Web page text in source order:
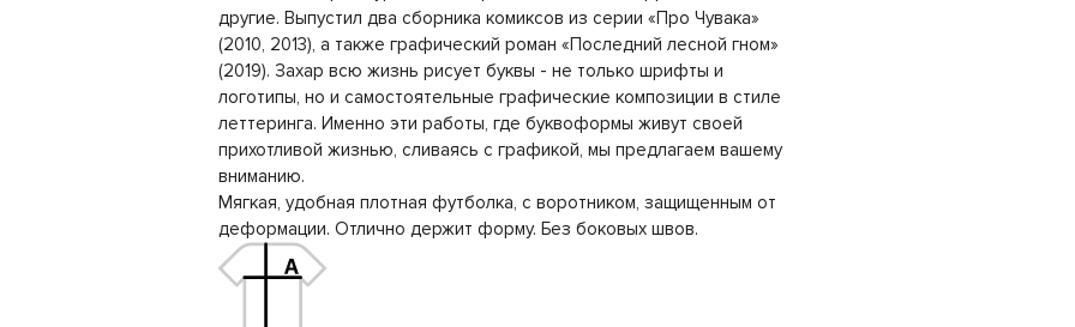
другие. Выпустил два сборника комиксов из серии «Про Чувака»
(2010, 2013), а также графический роман «Последний лесной гном»
(2019). Захар всю жизнь рисует буквы - не только шрифты и
логотипы, но и самостоятельные графические композиции в стиле
леттеринга. Именно эти работы, где буквоформы живут своей
прихотливой жизнью, сливаясь с графикой, мы предлагаем вашему
вниманию.
Мягкая, удобная плотная футболка, с воротником, защищенным от
деформации. Отлично держит форму. Без боковых швов.